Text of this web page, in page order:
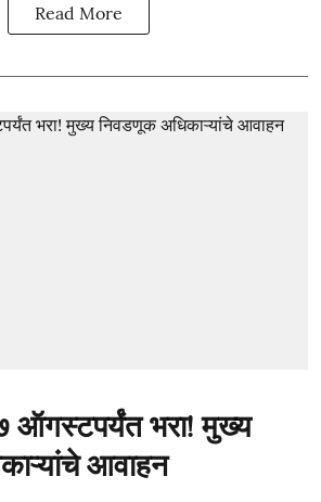
Read More
ऑगस्टपर्यंत भरा! मुख्य
आवाहन